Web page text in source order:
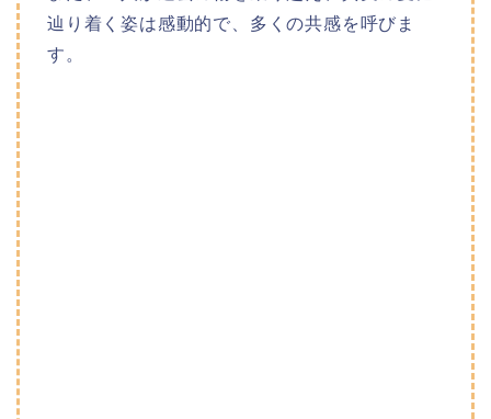
辿り着く姿は感動的で、多くの共感を呼びま
す。